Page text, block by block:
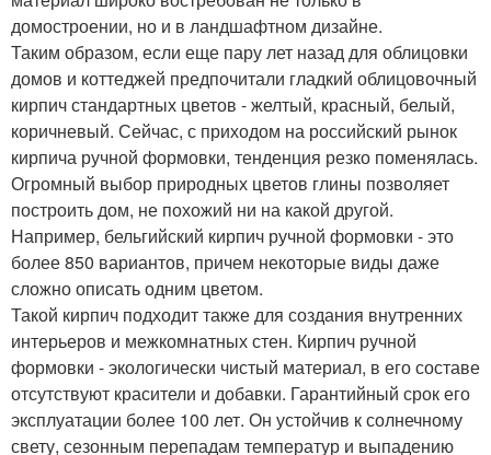
домостроении, но и в ландшафтном дизайне.
Таким образом, если еще пару лет назад для облицовки
домов и коттеджей предпочитали гладкий облицовочный
кирпич стандартных цветов - желтый, красный, белый,
коричневый. Сейчас, с приходом на российский рынок
кирпича ручной формовки, тенденция резко поменялась.
Огромный выбор природных цветов глины позволяет
построить дом, не похожий ни на какой другой.
Например, бельгийский кирпич ручной формовки - это
более 850 вариантов, причем некоторые виды даже
сложно описать одним цветом.
Такой кирпич подходит также для создания внутренних
интерьеров и межкомнатных стен. Кирпич ручной
формовки - экологически чистый материал, в его составе
отсутствуют красители и добавки. Гарантийный срок его
эксплуатации более 100 лет. Он устойчив к солнечному
свету, сезонным перепадам температур и выпадению